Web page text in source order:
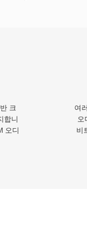
크
합니
오디
여
오
비